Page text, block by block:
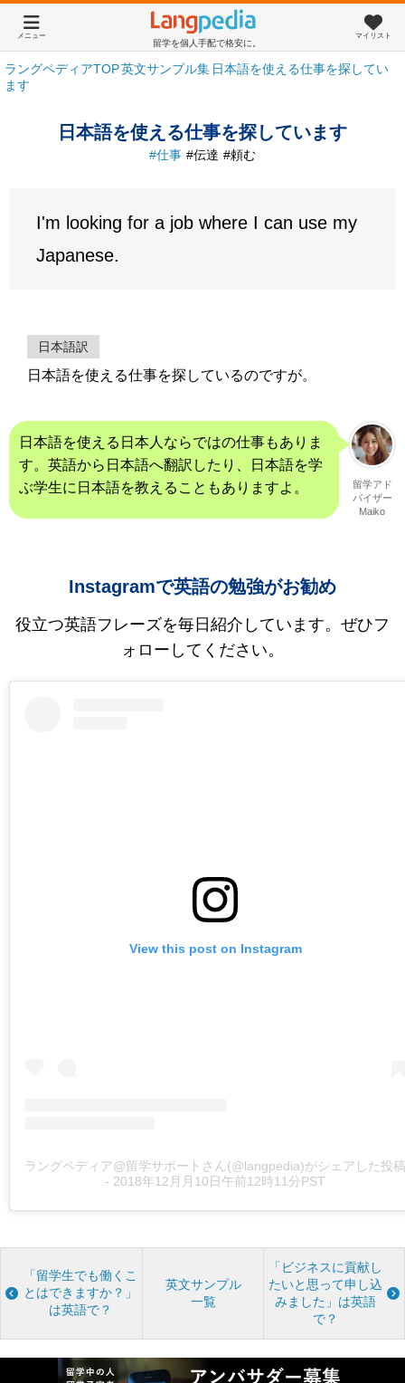
留学を個人手配で格安に。
メニュー マイリスト
ラングペディアTOP英文サンプル集 日本語を使える仕事を探してい
ます
日本語を使える仕事を探しています
仕事 伝達 頼む
I'm looking for a job where I can use my
Japanese.
日本語訳
日本語を使える仕事を探しているのですが。
日本語を使える日本人ならではの仕事もありま
す。英語から日本語へ翻訳したり、日本語を学
ぶ学生に日本語を教えることもありますよ。
留学アド
バイザー
Maiko
Instagramで英語の勉強がお勧め
役立つ英語フレーズを毎日紹介しています。ぜひフ
ォローしてください。
View this post on Instagram
ラングペディア@留学サポートさん(@langpedia)がシェアした投稿
- 2018年12月月10日午前12時11分PST
「留学生でも働くこ
とはできますか？」
は英語で？
英文サンプル
一覧
「ビジネスに貢献し
たいと思って申し込
みました」は英語
で？